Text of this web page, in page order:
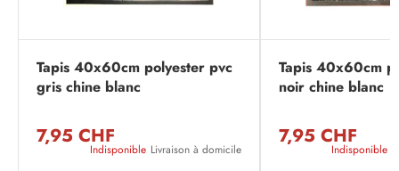
Tapis 40x60cm polyester pvc
gris chine blanc
7,95 CHF
Indisponible Livraison à domicile
Tapis 40x60cm
noir chine blanc
7,95 CHF
Indisponible